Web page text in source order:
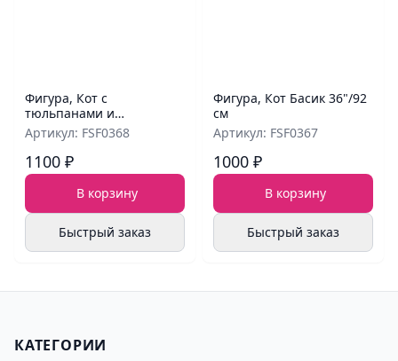
Фигура, Кот с
тюльпанами и
шампанским 46"/117 см
Артикул: FSF0368
1100 ₽
В корзину
Быстрый заказ
Фигура, Кот Басик 36"/92
см
Артикул: FSF0367
1000 ₽
В корзину
Быстрый заказ
КАТЕГОРИИ